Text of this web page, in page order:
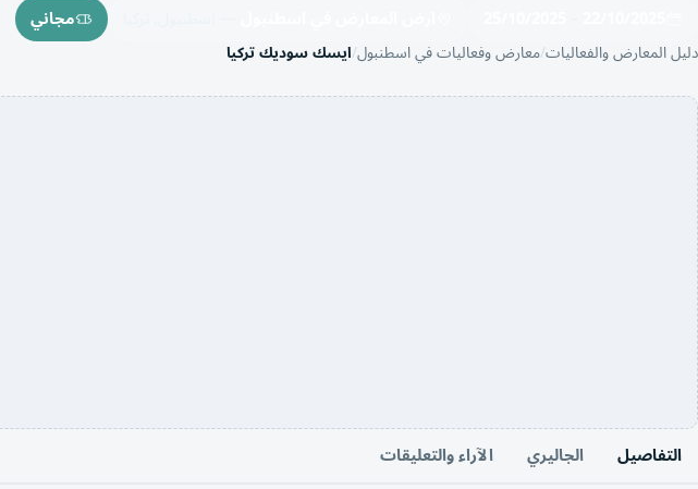
مجاني
دليل المعارض والفعالياتمعارض وفعاليات في اسطنبول ايسك سوديك تركيا
التفاصيل الجاليري الآراء والتعليقات